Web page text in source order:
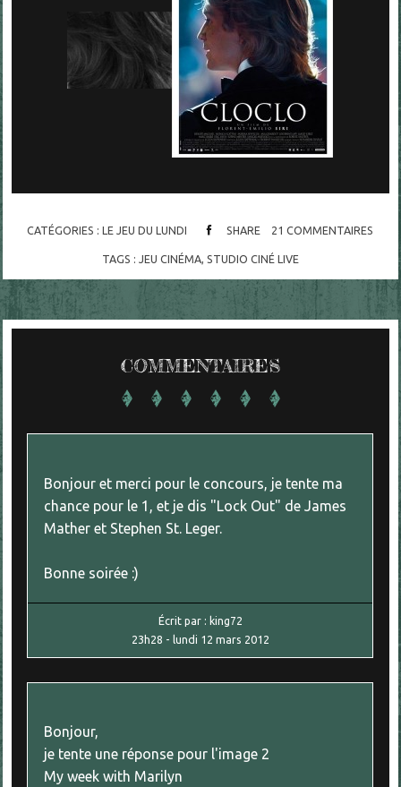
CATÉGORIES : LE JEU DU LUNDI SHARE 21 COMMENTAIRES
TAGS : JEU CINÉMA, STUDIO CINÉ LIVE
COMMENTAIRES
Bonjour et merci pour le concours, je tente ma
chance pour le 1, et je dis "Lock Out" de James
Mather et Stephen St. Leger.
Bonne soirée :)
Écrit par : king72
23h28 - lundi 12 mars 2012
Bonjour,
je tente une réponse pour l'image 2
My week with Marilyn